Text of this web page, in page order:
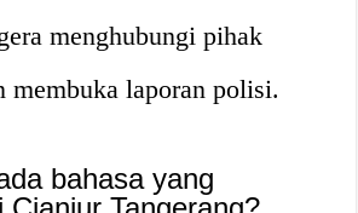
menghubungi pihak
membuka laporan polisi.
bahasa yang